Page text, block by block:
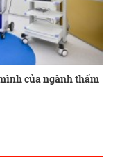
của ngành thẩm